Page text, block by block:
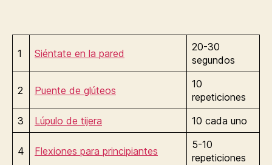
1 Siéntate en la pared
20-30
segundos
2 Puente de glúteos
10
repeticiones
3
Lúpulo de tijera 10 cada uno
4 Flexiones para principiantes
5-10
repeticiones